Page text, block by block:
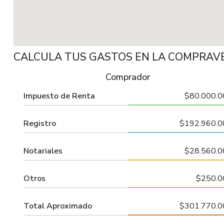
CALCULA TUS GASTOS EN LA
Comprador
Impuesto de Renta
Registro
Notariales
Otros
Total Aproximado